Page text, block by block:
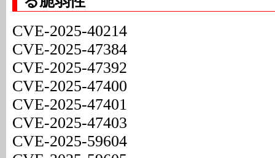
CVE-2025-40214
CVE-2025-47384
CVE-2025-47392
CVE-2025-47400
CVE-2025-47401
CVE-2025-47403
CVE-2025-59604